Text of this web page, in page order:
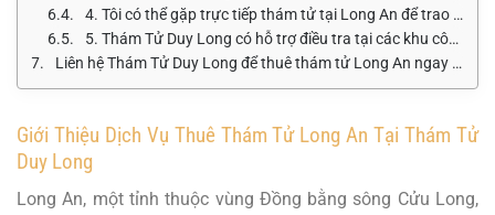
4. Tôi có thể gặp trực tiếp thám tử tại Long An để trao đổi không?
5. Thám Tử Duy Long có hỗ trợ điều tra tại các khu công nghiệp ở Long An không?
Liên hệ Thám Tử Duy Long để thuê thám tử Long An ngay hôm nay
Giới Thiệu Dịch Vụ Thuê Thám Tử Long An Tại Thám Tử
Duy Long
Long An, một tỉnh thuộc vùng Đồng bằng sông Cửu Long,